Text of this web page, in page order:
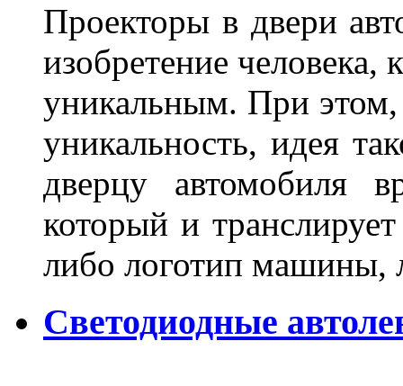
Проекторы в двери
изобретение человека,
уникальным. При этом,
уникальность, идея
дверцу автомобиля
который и
либо логотип машины,
Светодиодные